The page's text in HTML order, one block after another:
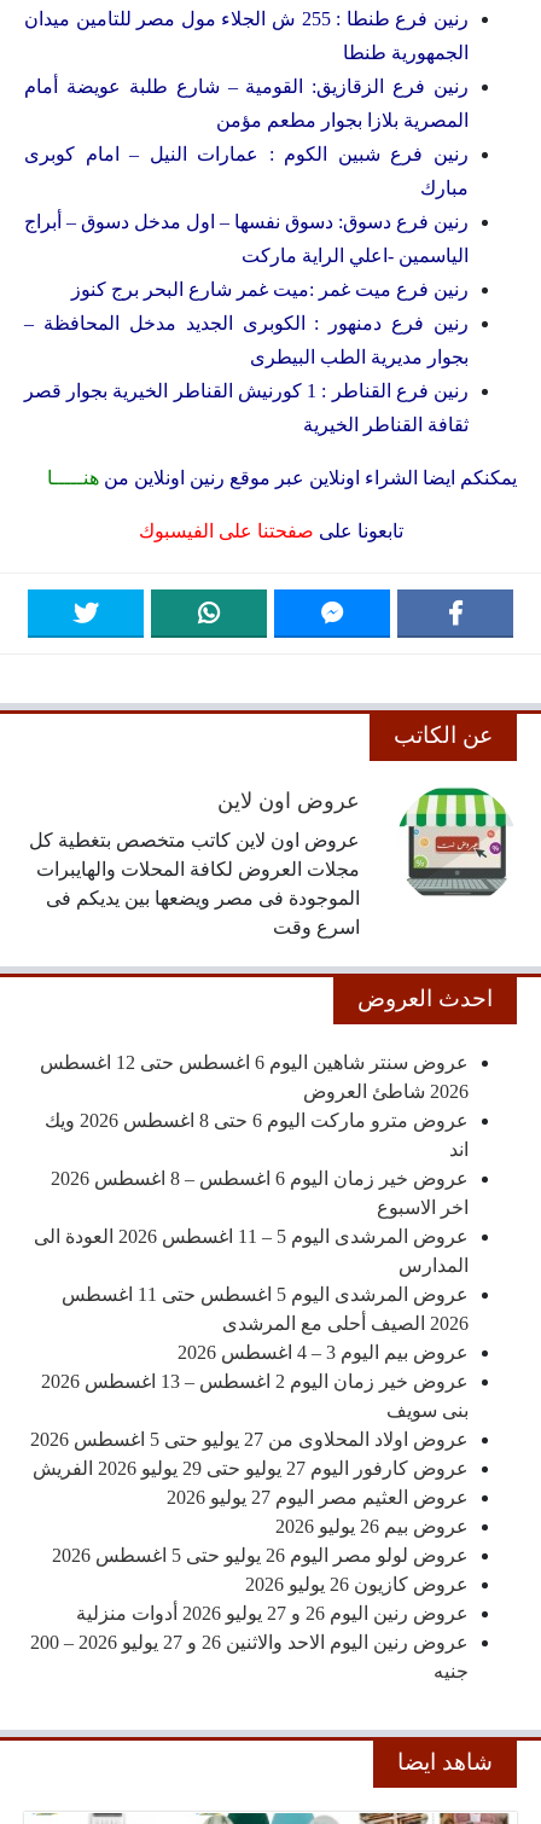
رنين فرع طنطا : 255 ش الجلاء مول مصر للتامين ميدان
الجمهورية طنطا
رنين فرع الزقازيق: القومية – شارع طلبة عويضة أمام
المصرية بلازا بجوار مطعم مؤمن
رنين فرع شبين الكوم : عمارات النيل – امام كوبرى
مبارك
رنين فرع دسوق: دسوق نفسها – اول مدخل دسوق – أبراج
الياسمين -اعلي الراية ماركت
رنين فرع ميت غمر :ميت غمر شارع البحر برج كنوز
رنين فرع دمنهور : الكوبرى الجديد مدخل المحافظة –
بجوار مديرية الطب البيطرى
رنين فرع القناطر : 1 كورنيش القناطر الخيرية بجوار قصر
ثقافة القناطر الخيرية
يمكنكم ايضا الشراء اونلاين عبر موقع رنين اونلاين من هنـــــا
تابعونا على صفحتنا على الفيسبوك
عن الكاتب
عروض اون لاين
عروض اون لاين كاتب متخصص بتغطية كل
مجلات العروض لكافة المحلات والهايبرات
الموجودة فى مصر ويضعها بين يديكم فى
اسرع وقت
احدث العروض
عروض سنتر شاهين اليوم 6 اغسطس حتى 12 اغسطس
2026 شاطئ العروض
عروض مترو ماركت اليوم 6 حتى 8 اغسطس 2026 ويك
اند
عروض خير زمان اليوم 6 اغسطس – 8 اغسطس 2026
اخر الاسبوع
عروض المرشدى اليوم 5 – 11 اغسطس 2026 العودة الى
المدارس
عروض المرشدى اليوم 5 اغسطس حتى 11 اغسطس
2026 الصيف أحلى مع المرشدى
عروض بيم اليوم 3 – 4 اغسطس 2026
عروض خير زمان اليوم 2 اغسطس – 13 اغسطس 2026
بنى سويف
عروض اولاد المحلاوى من 27 يوليو حتى 5 اغسطس 2026
عروض كارفور اليوم 27 يوليو حتى 29 يوليو 2026 الفريش
عروض العثيم مصر اليوم 27 يوليو 2026
عروض بيم 26 يوليو 2026
عروض لولو مصر اليوم 26 يوليو حتى 5 اغسطس 2026
عروض كازيون 26 يوليو 2026
عروض رنين اليوم 26 و 27 يوليو 2026 أدوات منزلية
عروض رنين اليوم الاحد والاثنين 26 و 27 يوليو 2026 – 200
جنيه
شاهد ايضا